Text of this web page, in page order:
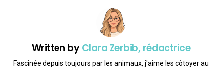
Written byClara Zerbib, rédactrice
Fascinée depuis toujours par les animaux, j'aime les côtoyer au